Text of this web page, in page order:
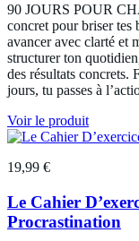
90 JOURS POUR
concret pour briser tes
avancer avec clarté et
structurer ton
des résultats concrets.
jours, tu passes à
Voir le produit
19,99 €
Le Cahier
Procrastination